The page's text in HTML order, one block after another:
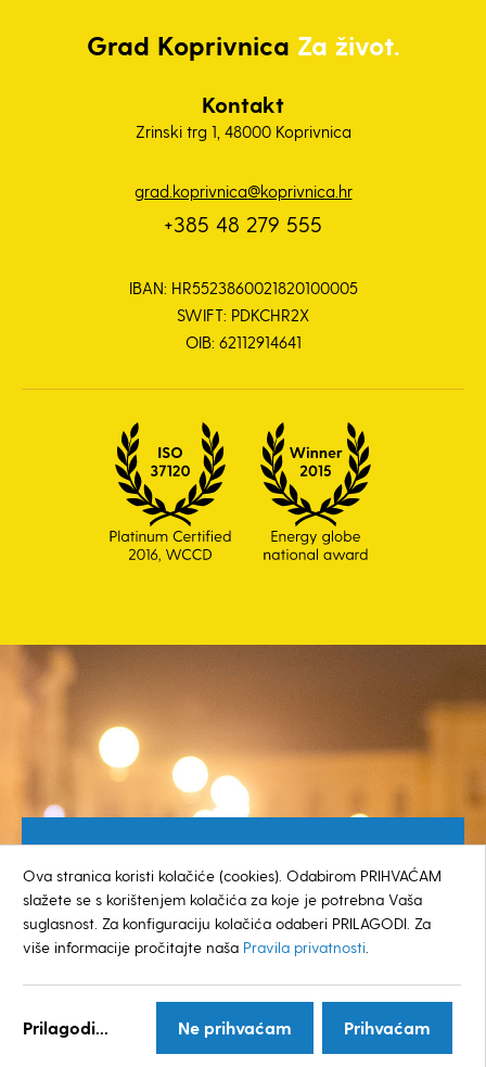
Grad Koprivnica Za život.
Kontakt
Zrinski trg 1, 48000 Koprivnica
grad.koprivnica@koprivnica.hr
+385 48 279 555
IBAN: HR5523860021820100005
SWIFT: PDKCHR2X
OIB: 62112914641
0800 385 048
© GRAD KOPRIVNICA
Ova stranica koristi kolačiće (cookies). Odabirom PRIHVAĆAM
slažete se s korištenjem kolačića za koje je potrebna Vaša
suglasnost. Za konfiguraciju kolačića odaberi PRILAGODI. Za
više informacije pročitajte naša Pravila privatnosti
Prilagodi... Ne prihvaćam Prihvaćam